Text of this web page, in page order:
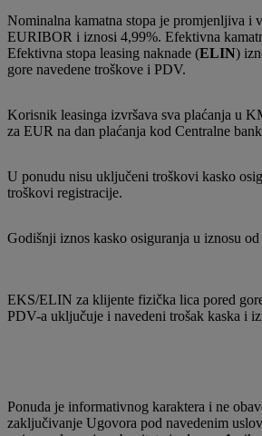
Nominalna kamatna stopa je promjenljiva i
EURIBOR i iznosi 4,99%. Efektivna
Efektivna stopa leasing naknade (ELIN)
gore navedene troškove i PDV.
Korisnik leasinga izvršava sva plaćanja u
za EUR na dan plaćanja kod Centralne
U ponudu nisu uključeni troškovi kasko
troškovi registracije.
Godišnji iznos kasko osiguranja u iznosu
EKS/ELIN za klijente fizička lica pored
PDV-a uključuje i navedeni trošak kaska i
Ponuda je informativnog karaktera i ne
zaključivanje Ugovora pod navedenim